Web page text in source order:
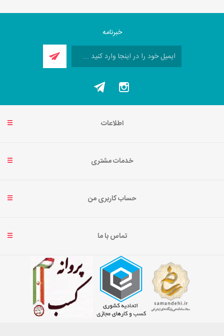
خبرنامه
اطلاعات
خدمات مشتری
حساب کاربری من
تماس با ما